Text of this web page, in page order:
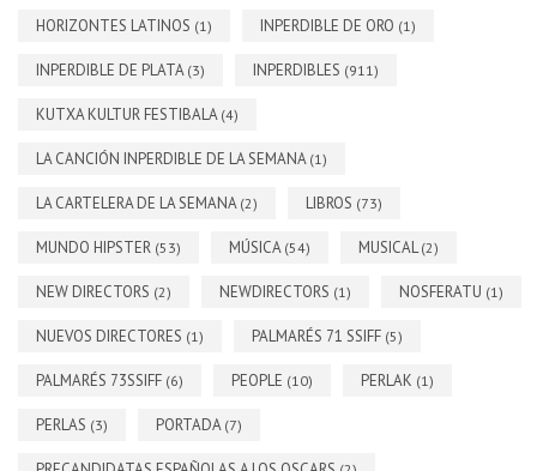
HORIZONTES LATINOS (1) INPERDIBLE DE ORO (1)
INPERDIBLE DE PLATA (3) INPERDIBLES (911)
KUTXA KULTUR FESTIBALA (4)
LA CANCIÓN INPERDIBLE DE LA SEMANA (1)
LA CARTELERA DE LA SEMANA (2) LIBROS (73)
MUNDO HIPSTER (53) MÚSICA (54) MUSICAL(2)
NEW DIRECTORS (2) NEWDIRECTORS (1) NOSFERATU (1)
NUEVOS DIRECTORES (1) PALMARÉS 71 SSIFF (5)
PALMARÉS 73SSIFF (6) PEOPLE (10) PERLAK (1)
PERLAS (3) PORTADA (7)